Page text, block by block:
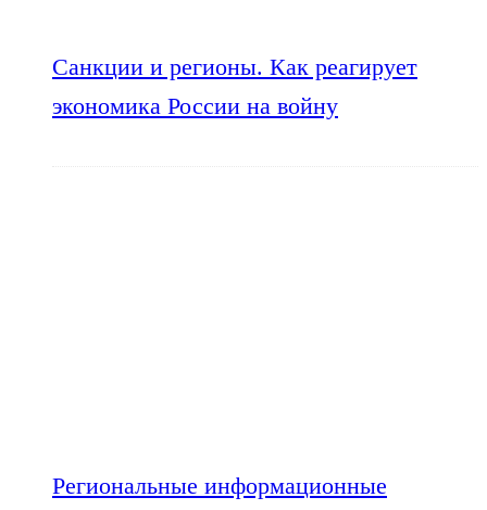
Санкции и регионы. Как реагирует
экономика России на войну
Региональные информационные